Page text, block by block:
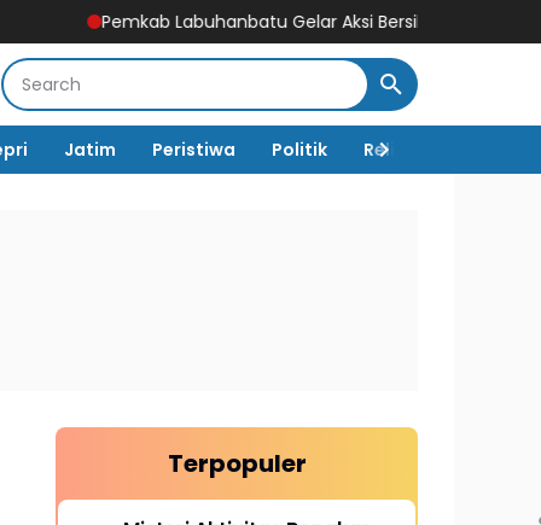
Labuhanbatu Gelar Aksi Bersih-Bersih Sambut HUT Ke-81
Jatim Peristiwa Politik Religi
Terpopuler